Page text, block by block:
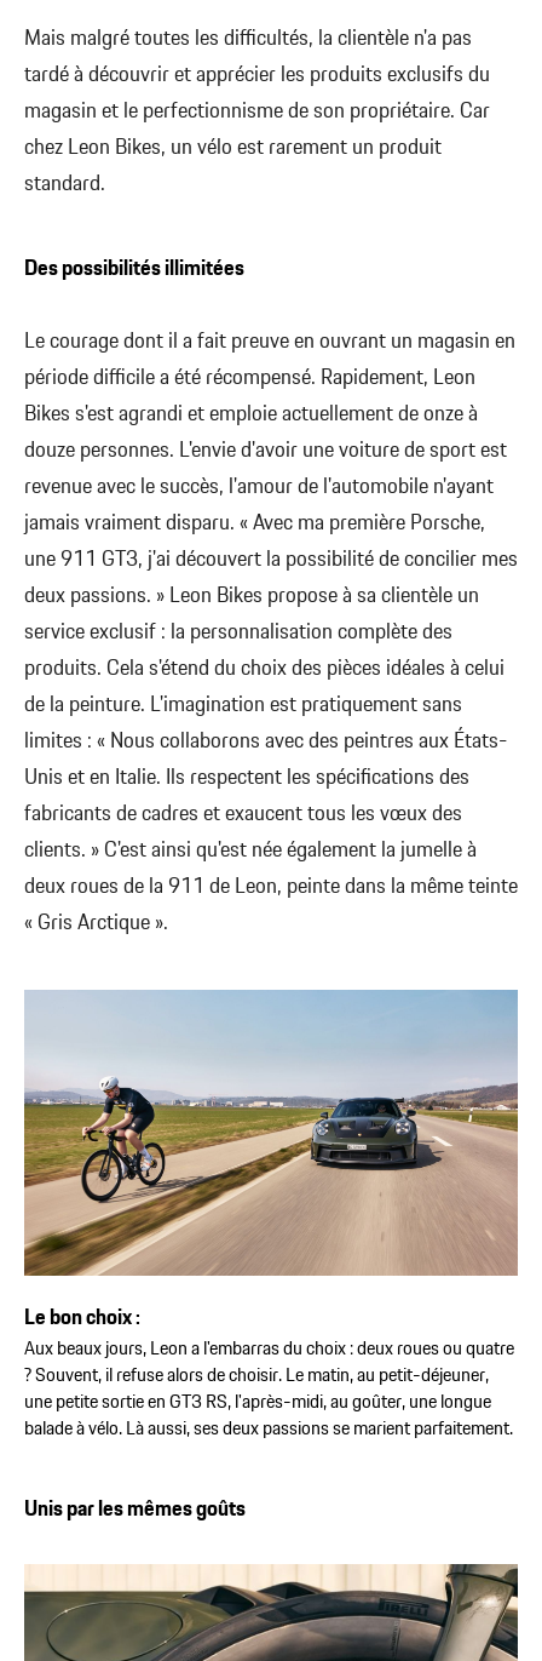
Mais malgré toutes les difficultés, la clientèle n'a pas
tardé à découvrir et apprécier les produits exclusifs du
magasin et le perfectionnisme de son propriétaire. Car
chez Leon Bikes, un vélo est rarement un produit
standard.
Des possibilités illimitées
Le courage dont il a fait preuve en ouvrant un magasin en
période difficile a été récompensé. Rapidement, Leon
Bikes s'est agrandi et emploie actuellement de onze à
douze personnes. L'envie d'avoir une voiture de sport est
revenue avec le succès, l'amour de l'automobile n'ayant
jamais vraiment disparu. « Avec ma première Porsche,
une 911 GT3, j'ai découvert la possibilité de concilier mes
deux passions. » Leon Bikes propose à sa clientèle un
service exclusif : la personnalisation complète des
produits. Cela s'étend du choix des pièces idéales à celui
de la peinture. L'imagination est pratiquement sans
limites : « Nous collaborons avec des peintres aux États-
Unis et en Italie. Ils respectent les spécifications des
fabricants de cadres et exaucent tous les vœux des
clients. » C'est ainsi qu'est née également la jumelle à
deux roues de la 911 de Leon, peinte dans la même teinte
« Gris Arctique ».
Le bon choix :
Aux beaux jours, Leon a l'embarras du choix : deux roues ou quatre
? Souvent, il refuse alors de choisir. Le matin, au petit-déjeuner,
une petite sortie en GT3 RS, l'après-midi, au goûter, une longue
balade à vélo. Là aussi, ses deux passions se marient parfaitement.
Unis par les mêmes goûts